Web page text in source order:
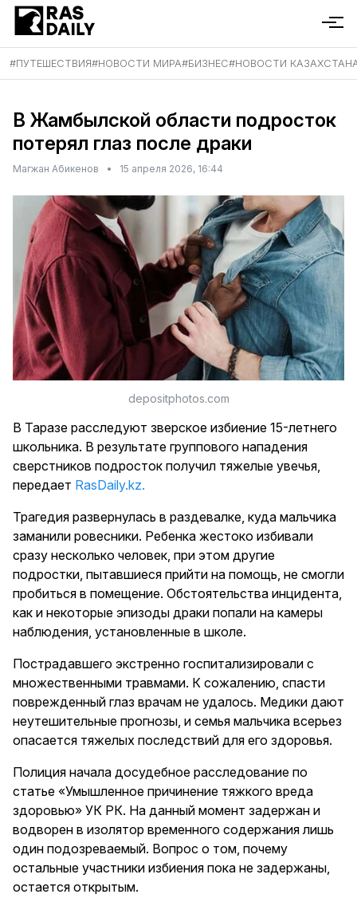
#ПУТЕШЕСТВИЯ#НОВОСТИ МИРА#БИЗНЕС#НОВОСТИ
В Жамбылской области подросток
потерял глаз после драки
Магжан Абикенов • 15 апреля 2026, 16:44
depositphotos.com
В Таразе расследуют зверское избиение 15-летнего
школьника. В результате группового нападения
сверстников подросток получил тяжелые увечья,
передает RasDaily.kz.
Трагедия развернулась в раздевалке, куда мальчика
заманили ровесники. Ребенка жестоко избивали
сразу несколько человек, при этом другие
подростки, пытавшиеся прийти на помощь, не смогли
пробиться в помещение. Обстоятельства инцидента,
как и некоторые эпизоды драки попали на камеры
наблюдения, установленные в школе.
Пострадавшего экстренно госпитализировали с
множественными травмами. К сожалению, спасти
поврежденный глаз врачам не удалось. Медики дают
неутешительные прогнозы, и семья мальчика всерьез
опасается тяжелых последствий для его здоровья.
Полиция начала досудебное расследование по
статье «Умышленное причинение тяжкого вреда
здоровью» УК РК. На данный момент задержан и
водворен в изолятор временного содержания лишь
один подозреваемый. Вопрос о том, почему
остальные участники избиения пока не задержаны,
остается открытым.